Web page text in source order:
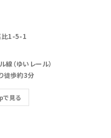
比1-5-1
線（ゆいレール）
徒歩約3分
見る